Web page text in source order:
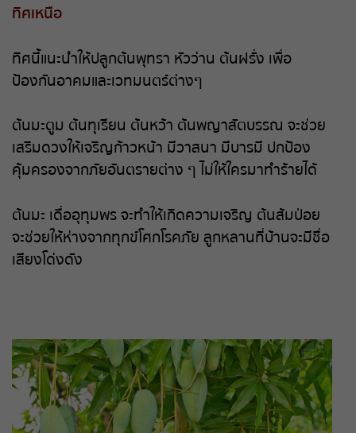
หวยหุ้นนิเคอิ เช้า
หวยหุ้นนิเคอิ บ่าย
หวยหุ้นฮั่งเส็ง เช้า
หวยหุ้นฮั่งเส็ง บ่าย
หวยหุ้นจีน เช้า
หวยหุ้นสิงคโปร์
หวยหุ้นอิยิป
ทิศเหนือ
ทิศนี้แนะนำให้ปลูกต้นพุทรา หัวว่าน ต้นฝรั่ง เพื่อ
ป้องกันอาคมและเวทมนตร์ต่างๆ
ต้นมะตูม ต้นทุเรียน ต้นหว้า ต้นพญาสัตบรรณ จะช่วย
เสริมดวงให้เจริญก้าวหน้า มีวาสนา มีบารมี ปกป้อง
คุ้มครองจากภัยอันตรายต่าง ๆ ไม่ให้ใครมาทำร้ายได้
ต้นมะ เดื่ออุทุมพร จะทำให้เกิดความเจริญ ต้นส้มป่อย
จะช่วยให้ห่างจากทุกข์โศกโรคภัย ลูกหลานที่บ้านจะมีชื่อ
เสียงโด่งดัง